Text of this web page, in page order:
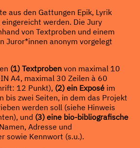
aus den Gattungen Epik, Lyrik
werden. Die Jury
von Textproben und einem
Juror*innen anonym vorgelegt
(1) Textproben von maximal 10
A4, maximal 30 Zeilen à 60
12 Punkt), (2) ein Exposé im
bis zwei Seiten, in dem das Projekt
werden soll (siehe Hinweis
und (3) eine bio-bibliografische
Adresse und
sowie Kennwort (s.u.).